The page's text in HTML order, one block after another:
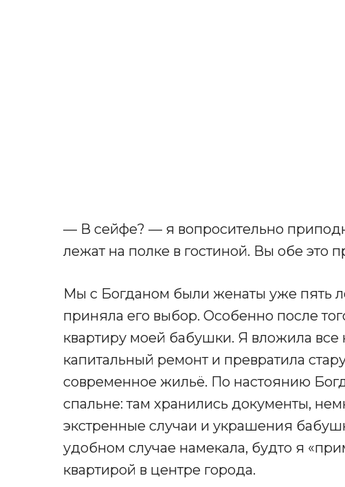
— В сейфе? — я вопросительно
лежат на полке в гостиной. Вы обе это
Мы с Богданом были женаты уже пять
приняла его выбор. Особенно после
квартиру моей бабушки. Я вложила все
капитальный ремонт и превратила
современное жильё. По настоянию
спальне: там хранились документы,
экстренные случаи и украшения
удобном случае намекала, будто я
квартирой в центре города.